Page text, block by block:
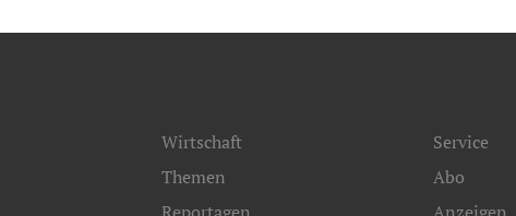
Wirtschaft
Themen
Service
Abo